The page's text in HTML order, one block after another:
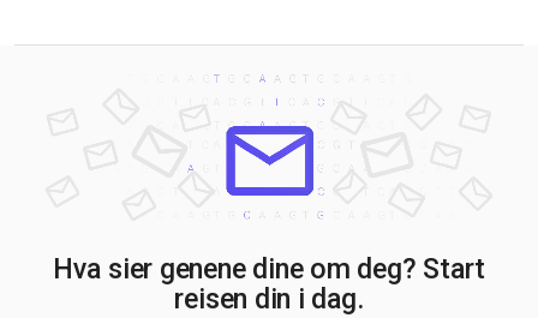
Hva sier genene dine om deg? Start
reisen din i dag.